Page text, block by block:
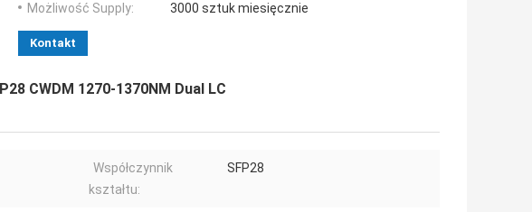
Możliwość Supply:
3000 sztuk miesięcznie
Kontakt
CWDM 1270-1370NM Dual LC
Współczynnik
kształtu:
SFP28